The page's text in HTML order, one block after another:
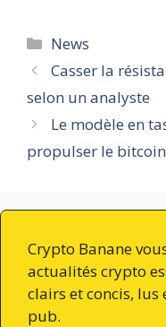
Catégories
News
Casser la
selon un analyste
Le modèle en
propulser le
Crypto Banane
actualités crypto
clairs et concis, lus
pub.